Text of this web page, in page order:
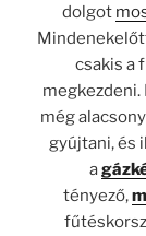
dolgot
csakis a
megkezdeni.
még
gyújtani, és
a
tényező,